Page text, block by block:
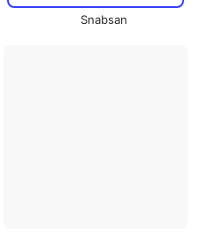
Snabsan